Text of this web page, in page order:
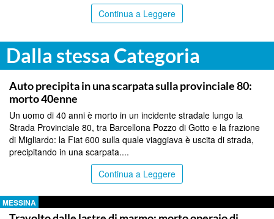
Continua a Leggere
Dalla stessa Categoria
MESSINA
Auto precipita in una scarpata sulla provinciale 80:
morto 40enne
Un uomo di 40 anni è morto in un incidente stradale lungo la
Strada Provinciale 80, tra Barcellona Pozzo di Gotto e la frazione
di Migliardo: la Fiat 600 sulla quale viaggiava è uscita di strada,
precipitando in una scarpata....
Continua a Leggere
MESSINA